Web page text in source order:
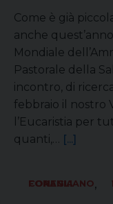
Come è già
anche
Mondiale
Pastorale della
incontro, di
febbraio il nostro
l’Eucaristia per
quanti,… [...]
FORANIA CONEGLIANO,